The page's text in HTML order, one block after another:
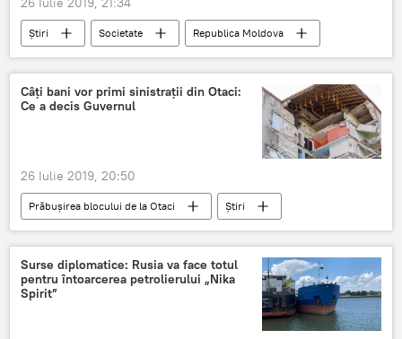
Știri Societate
Republica Moldova
Moldova
Chisinau
trafic rutier
suspendare
Câți bani vor primi sinistrații din Otaci:
Ce a decis Guvernul
26 Iulie 2019, 20:50
Prăbușirea blocului de la Otaci
Știri
Republica Moldova
Societate
Otaci
prabusit
sinistratii
bani
Surse diplomatice: Rusia va face totul
pentru întoarcerea petrolierului „Nika
Spirit”